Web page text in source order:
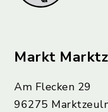
Markt
Am Flecken 29
96275